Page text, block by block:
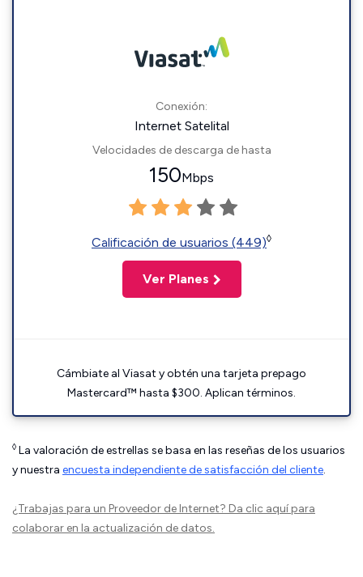
Conexión:
Internet Satelital
Velocidades de descarga de hasta
150Mbps
Calificación de usuarios (449)◊
Ver Planes
Cámbiate al Viasat y obtén una tarjeta prepago
Mastercard™ hasta $300. Aplican términos.
◊ La valoración de estrellas se basa en las reseñas de los usuarios
y nuestra encuesta independiente de satisfacción del cliente.
¿Trabajas para un Proveedor de Internet? Da clic aquípara
colaborar en la actualización de datos.